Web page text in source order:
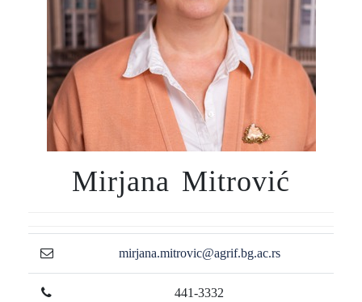
Mirjana Mitrović
mirjana.mitrovic@agrif.bg.ac.rs
441-3332